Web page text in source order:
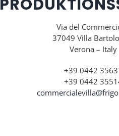
Via del
37049 Villa
Verona – Italy
+39 0442
+39 0442